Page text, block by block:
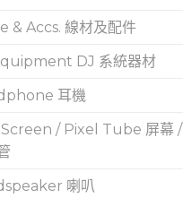
& Accs. 線材及配件
DJ 系統器材
耳機
Screen / Pixel Tube 屏幕 /
喇叭